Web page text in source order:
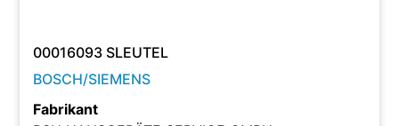
00016093 SLEUTEL
BOSCH/SIEMENS
Fabrikant